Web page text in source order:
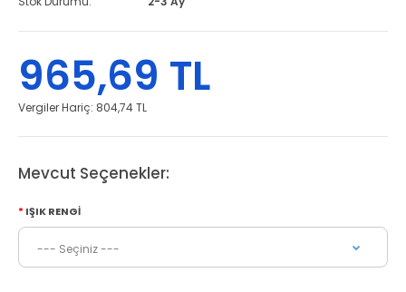
965,69 TL
Vergiler Hariç: 804,74 TL
Mevcut Seçenekler:
IŞIK RENGI